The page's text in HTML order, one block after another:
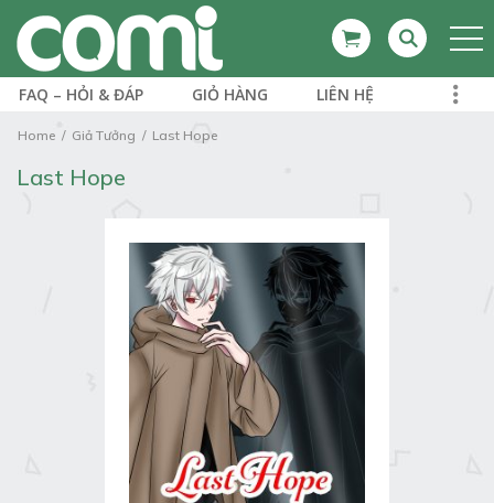
FAQ – HỎI & ĐÁP GIỎ HÀNG LIÊN HỆ
Home Giả Tưởng Last Hope
Last Hope